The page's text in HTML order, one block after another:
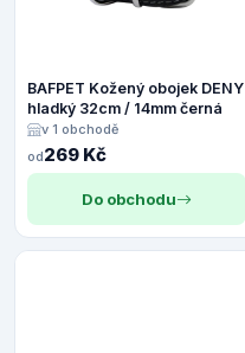
BAFPET Kožený obojek DENY
hladký 32cm / 14mm černá
v 1 obchodě
od269 Kč
Do obchodu